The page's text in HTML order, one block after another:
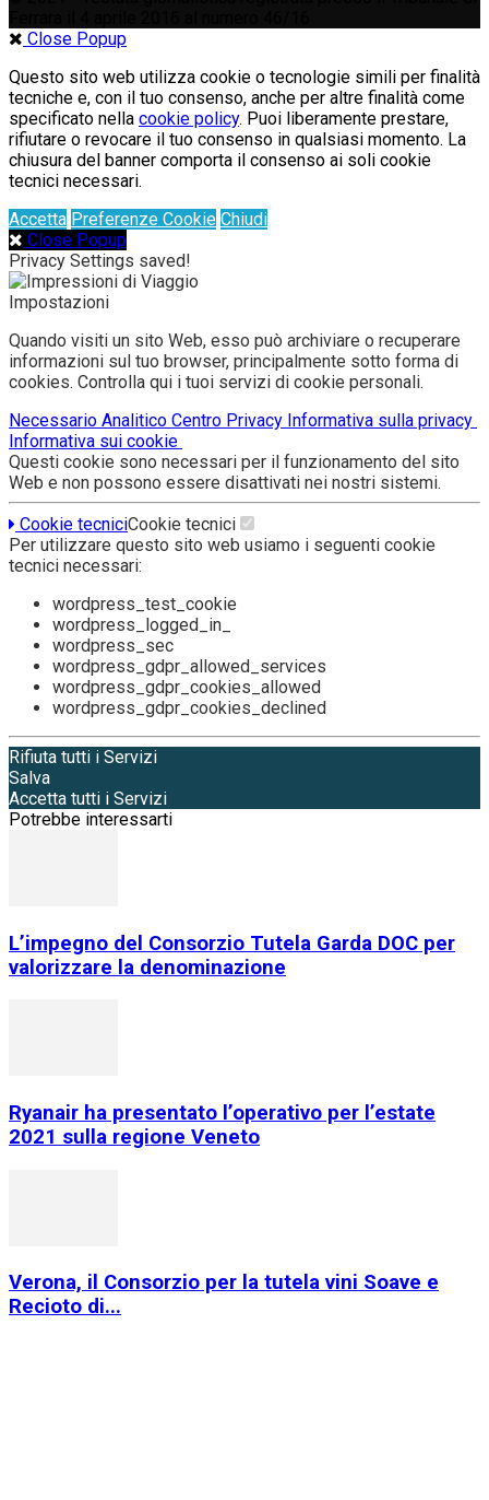
Close Popup
Questo sito web utilizza cookie o tecnologie simili per finalità
tecniche e, con il tuo consenso, anche per altre finalità come
specificato nella cookie policy. Puoi liberamente prestare,
rifiutare o revocare il tuo consenso in qualsiasi momento. La
chiusura del banner comporta il consenso ai soli cookie
tecnici necessari.
Accetta Preferenze Cookie Chiudi
Close Popup
Privacy Settings saved!
Impostazioni
Quando visiti un sito Web, esso può archiviare o recuperare
informazioni sul tuo browser, principalmente sotto forma di
cookies. Controlla qui i tuoi servizi di cookie personali.
Necessario Analitico Centro Privacy Informativa sulla privacy
Informativa sui cookie
Questi cookie sono necessari per il funzionamento del sito
Web e non possono essere disattivati nei nostri sistemi.
Cookie tecniciCookie tecnici
Per utilizzare questo sito web usiamo i seguenti cookie
tecnici necessari:
wordpress_test_cookie
wordpress_logged_in_
wordpress_sec
wordpress_gdpr_allowed_services
wordpress_gdpr_cookies_allowed
wordpress_gdpr_cookies_declined
Rifiuta tutti i Servizi
Salva
Accetta tutti i Servizi
Potrebbe interessarti
L’impegno del Consorzio Tutela Garda DOC per
valorizzare la denominazione
Ryanair ha presentato l’operativo per l’estate
2021 sulla regione Veneto
Verona, il Consorzio per la tutela vini Soave e
Recioto di...